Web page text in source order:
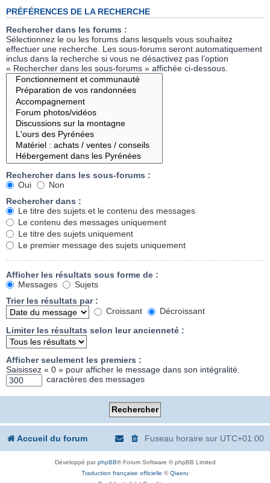
PRÉFÉRENCES DE LA RECHERCHE
Rechercher dans les forums :
Sélectionnez le ou les forums dans lesquels vous souhaitez
effectuer une recherche. Les sous-forums seront automatiquement
inclus dans la recherche si vous ne désactivez pas l’option
« Rechercher dans les sous-forums » affichée ci-dessous.
Rechercher dans les sous-forums :
Oui
Non
Rechercher dans :
Le titre des sujets et le contenu des messages
Le contenu des messages uniquement
Le titre des sujets uniquement
Le premier message des sujets uniquement
Afficher les résultats sous forme de :
Messages
Sujets
Trier les résultats par :
Croissant
Décroissant
Limiter les résultats selon leur ancienneté :
Afficher seulement les premiers :
Saisissez « 0 » pour afficher le message dans son intégralité.
caractères des messages
Accueil du forum Fuseau horaire sur UTC+01:00
Développé parphpBB® Forum Software © phpBB Limited
Traduction française officielle ©Qiaeru